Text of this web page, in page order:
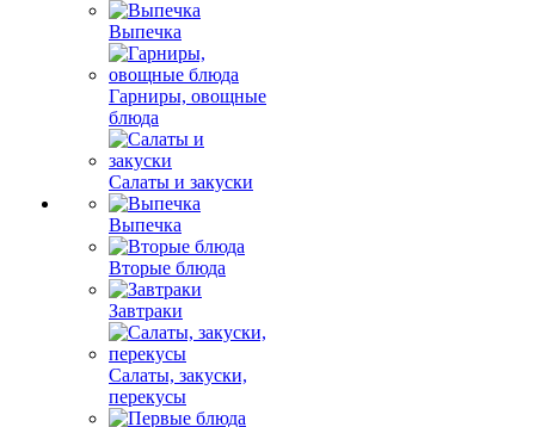
Выпечка
Гарниры, овощные
блюда
Салаты и закуски
Выпечка
Вторые блюда
Завтраки
Салаты, закуски,
перекусы